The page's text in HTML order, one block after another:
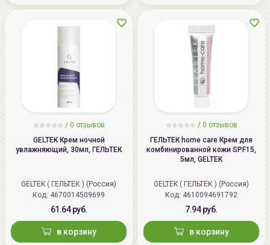
/ 0 отзывов
GELTEK Крем ночной
увлажняющий, 30мл, ГЕЛЬТЕК
GELTEK ( ГЕЛЬТЕК ) (Россия)
Код: 4670014509699
61.64 руб.
в корзину
/ 0 отзывов
ГЕЛЬТЕК home care Крем для
комбинированной кожи SPF15,
5мл, GELTEK
GELTEK ( ГЕЛЬТЕК ) (Россия)
Код: 4610094691792
7.94 руб.
в корзину